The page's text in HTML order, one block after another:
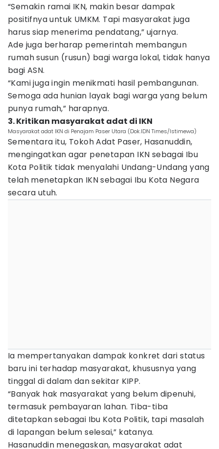
“Semakin ramai IKN, makin besar dampak
positifnya untuk UMKM. Tapi masyarakat juga
harus siap menerima pendatang,” ujarnya.
Ade juga berharap pemerintah membangun
rumah susun (rusun) bagi warga lokal, tidak hanya
bagi ASN.
“Kami juga ingin menikmati hasil pembangunan.
Semoga ada hunian layak bagi warga yang belum
punya rumah,” harapnya.
3. Kritikan masyarakat adat di IKN
Masyarakat adat IKN di Penajam Paser Utara (Dok.IDN Times/Istimewa)
Sementara itu, Tokoh Adat Paser, Hasanuddin,
mengingatkan agar penetapan IKN sebagai Ibu
Kota Politik tidak menyalahi Undang-Undang yang
telah menetapkan IKN sebagai Ibu Kota Negara
secara utuh.
Ia mempertanyakan dampak konkret dari status
baru ini terhadap masyarakat, khususnya yang
tinggal di dalam dan sekitar KIPP.
“Banyak hak masyarakat yang belum dipenuhi,
termasuk pembayaran lahan. Tiba-tiba
ditetapkan sebagai Ibu Kota Politik, tapi masalah
di lapangan belum selesai,” katanya.
Hasanuddin menegaskan, masyarakat adat